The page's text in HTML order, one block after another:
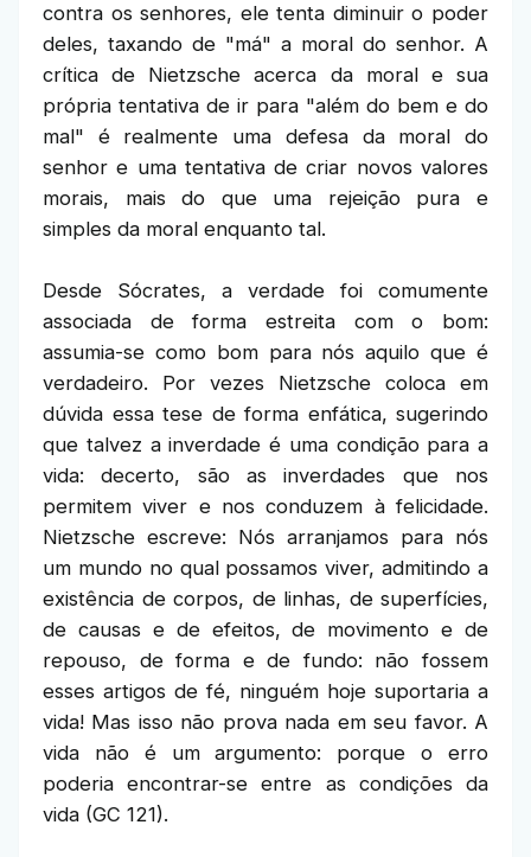
contra os senhores, ele tenta diminuir o poder
deles, taxando de "má" a moral do senhor. A
crítica de Nietzsche acerca da moral e sua
própria tentativa de ir para "além do bem e do
mal" é realmente uma defesa da moral do
senhor e uma tentativa de criar novos valores
morais, mais do que uma rejeição pura e
simples da moral enquanto tal.
Desde Sócrates, a verdade foi comumente
associada de forma estreita com o bom:
assumia-se como bom para nós aquilo que é
verdadeiro. Por vezes Nietzsche coloca em
dúvida essa tese de forma enfática, sugerindo
que talvez a inverdade é uma condição para a
vida: decerto, são as inverdades que nos
permitem viver e nos conduzem à felicidade.
Nietzsche escreve: Nós arranjamos para nós
um mundo no qual possamos viver, admitindo a
existência de corpos, de linhas, de superfícies,
de causas e de efeitos, de movimento e de
repouso, de forma e de fundo: não fossem
esses artigos de fé, ninguém hoje suportaria a
vida! Mas isso não prova nada em seu favor. A
vida não é um argumento: porque o erro
poderia encontrar-se entre as condições da
vida (GC 121).